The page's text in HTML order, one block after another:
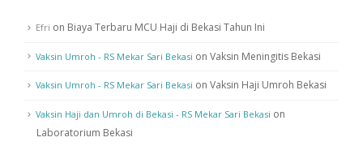
Efri on Biaya Terbaru MCU Haji di Bekasi Tahun Ini
Vaksin Umroh - RS Mekar Sari Bekasi on Vaksin Meningitis Bekasi
Vaksin Umroh - RS Mekar Sari Bekasi on Vaksin Haji Umroh Bekasi
Vaksin Haji dan Umroh di Bekasi - RS Mekar Sari Bekasi on
Laboratorium Bekasi